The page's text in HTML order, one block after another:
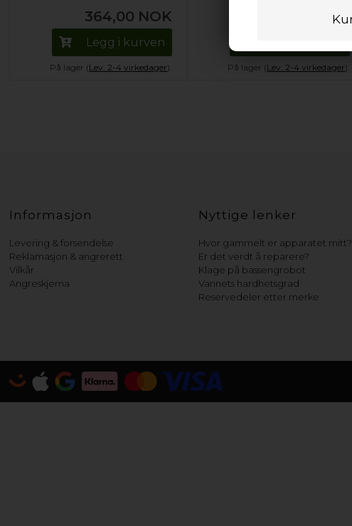
364,00 NOK
Legg i kurven
På lager (Lev. 2-4 virkedager).
NOK
På lager (Lev. 2-4 virkedager).
Informasjon
Levering & forsendelse
Reklamasjon & angrerett
Vilkår
Angreskjema
Nyttige lenker
Hvor gammelt er apparatet mitt?
Er det verdt å reparere?
Klage på bassengrobot
Vannets hardhetsgrad
Reservedeler etter merke